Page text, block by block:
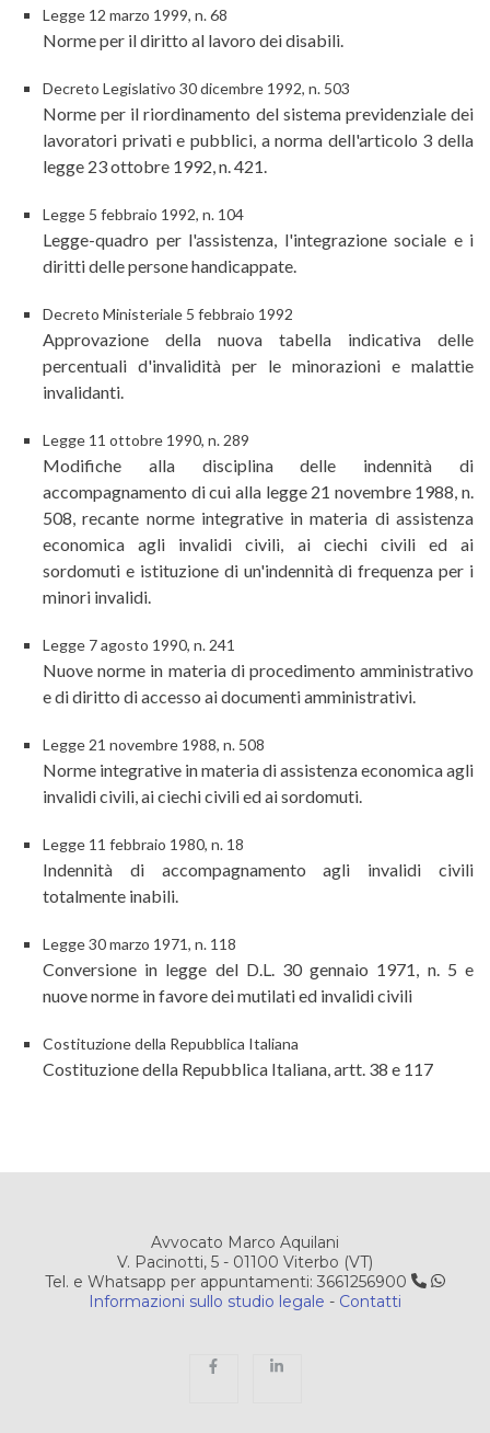
Legge 12 marzo 1999, n. 68
Norme per il diritto al lavoro dei disabili.
Decreto Legislativo 30 dicembre 1992, n. 503
Norme per il riordinamento del sistema previdenziale dei
lavoratori privati e pubblici, a norma dell'articolo 3 della
legge 23 ottobre 1992, n. 421.
Legge 5 febbraio 1992, n. 104
Legge-quadro per l'assistenza, l'integrazione sociale e i
diritti delle persone handicappate.
Decreto Ministeriale 5 febbraio 1992
Approvazione della nuova tabella indicativa delle
percentuali d'invalidità per le minorazioni e malattie
invalidanti.
Legge 11 ottobre 1990, n. 289
Modifiche alla disciplina delle indennità di
accompagnamento di cui alla legge 21 novembre 1988, n.
508, recante norme integrative in materia di assistenza
economica agli invalidi civili, ai ciechi civili ed ai
sordomuti e istituzione di un'indennità di frequenza per i
minori invalidi.
Legge 7 agosto 1990, n. 241
Nuove norme in materia di procedimento amministrativo
e di diritto di accesso ai documenti amministrativi.
Legge 21 novembre 1988, n. 508
Norme integrative in materia di assistenza economica agli
invalidi civili, ai ciechi civili ed ai sordomuti.
Legge 11 febbraio 1980, n. 18
Indennità di accompagnamento agli invalidi civili
totalmente inabili.
Legge 30 marzo 1971, n. 118
Conversione in legge del D.L. 30 gennaio 1971, n. 5 e
nuove norme in favore dei mutilati ed invalidi civili
Costituzione della Repubblica Italiana
Costituzione della Repubblica Italiana, artt. 38 e 117
Avvocato Marco Aquilani
V. Pacinotti, 5 - 01100 Viterbo (VT)
Tel. e Whatsapp per appuntamenti: 3661256900
Informazioni sullo studio legale - Contatti
FacebookLinkedin